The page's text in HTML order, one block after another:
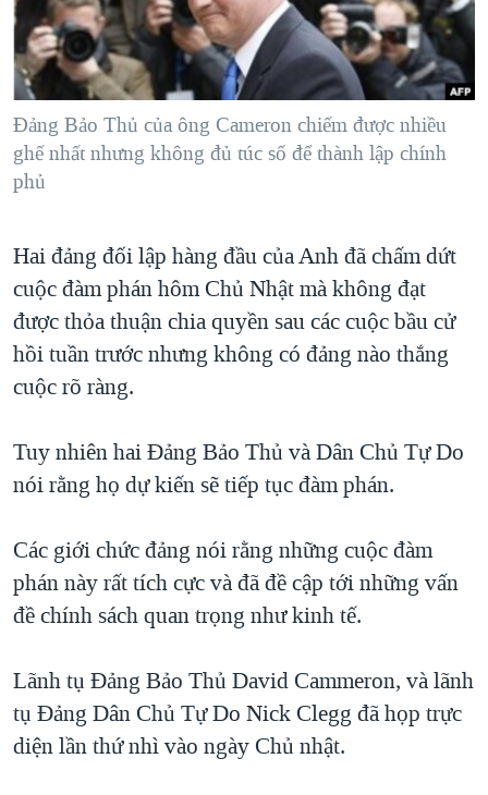
"Tìm"NGƯỜI VIỆT HẢI NGOẠI
ĐỜI SỐNG
KINH TẾ
KHOA HỌC
THỂ THAO
GIÁO DỤC
TẠI
HÀNH TRÌNH BẦU CỬ 2024
MỘT NĂM CHIẾN TRANH TẠI DẢI GAZA
GIẢI MÃ VÀNH ĐAI & CON ĐƯỜNG
NGÀY TỊ NẠN THẾ GIỚI
CHI PHÍ CHIẾN TRANH AFGHANISTAN
CÁC GIÁ TRỊ CỘNG HÒA Ở VIỆT NAM
THƯỢNG ĐỈNH TRUMP-KIM TẠI VIỆT NAM
TRỊNH VĨNH BÌNH VS. CHÍNH PHỦ VIỆT NAM
BÊN KIA QUỐC LỘ: TIẾNG VỌNG TỪ NÔNG THÔN MỸ
VIDEO
NGHE
MẠNG XÃ HỘI
Đảng Bảo Thủ của ông Cameron chiếm được nhiều
ghế nhất nhưng không đủ túc số để thành lập chính
phủ
Hai đảng đối lập hàng đầu của Anh đã chấm dứt
cuộc đàm phán hôm Chủ Nhật mà không đạt
được thỏa thuận chia quyền sau các cuộc bầu cử
hồi tuần trước nhưng không có đảng nào thắng
cuộc rõ ràng.
Tuy nhiên hai Đảng Bảo Thủ và Dân Chủ Tự Do
nói rằng họ dự kiến sẽ tiếp tục đàm phán.
Các giới chức đảng nói rằng những cuộc đàm
phán này rất tích cực và đã đề cập tới những vấn
đề chính sách quan trọng như kinh tế.
Lãnh tụ Đảng Bảo Thủ David Cammeron, và lãnh
tụ Đảng Dân Chủ Tự Do Nick Clegg đã họp trực
diện lần thứ nhì vào ngày Chủ nhật.